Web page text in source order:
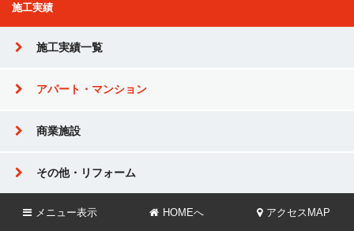
施工実績
施工実績一覧
アパート・マンション
商業施設
その他・リフォーム
メニュー表示 HOMEへ アクセスMAP